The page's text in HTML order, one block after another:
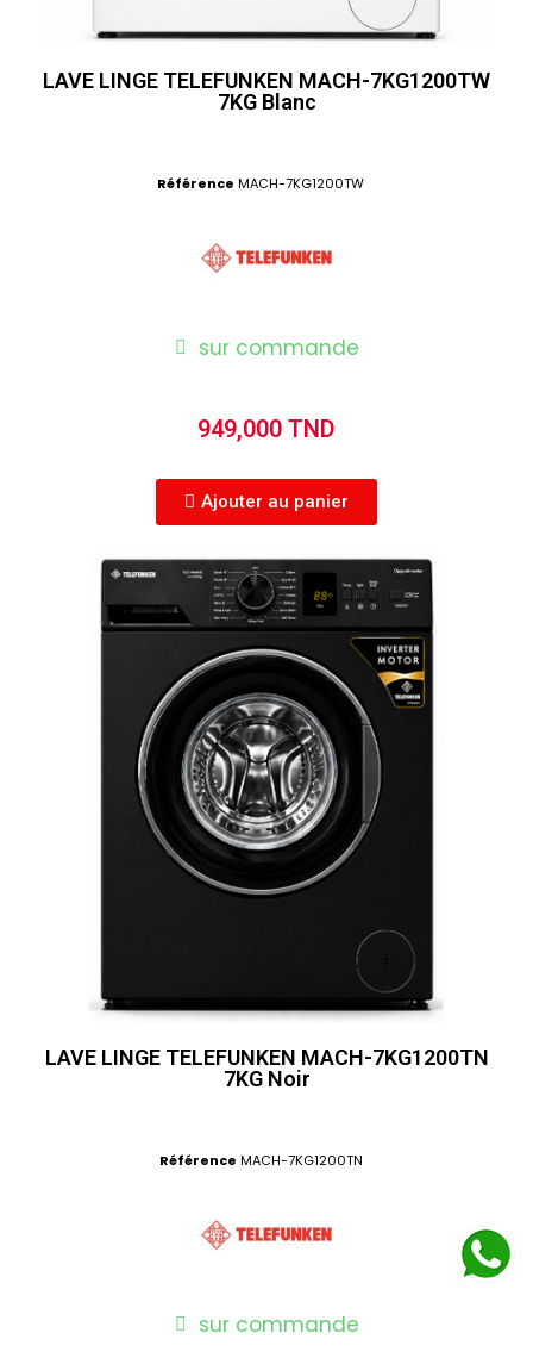
LAVE LINGE TELEFUNKEN MACH-7KG1200TW
7KG Blanc
Référence MACH-7KG1200TW
sur commande
949,000 TND
Ajouter au panier
LAVE LINGE TELEFUNKEN MACH-7KG1200TN
7KG Noir
Référence MACH-7KG1200TN
sur commande